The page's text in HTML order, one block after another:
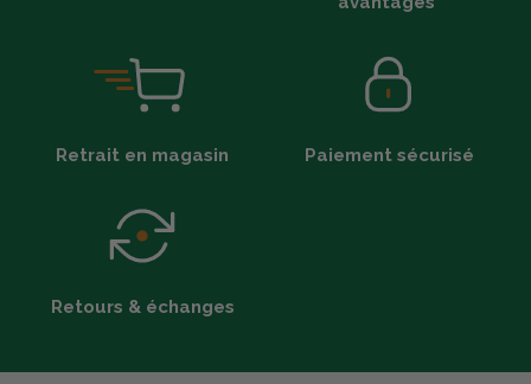
Retrait en magasin Paiement sécurisé
Retours & échanges